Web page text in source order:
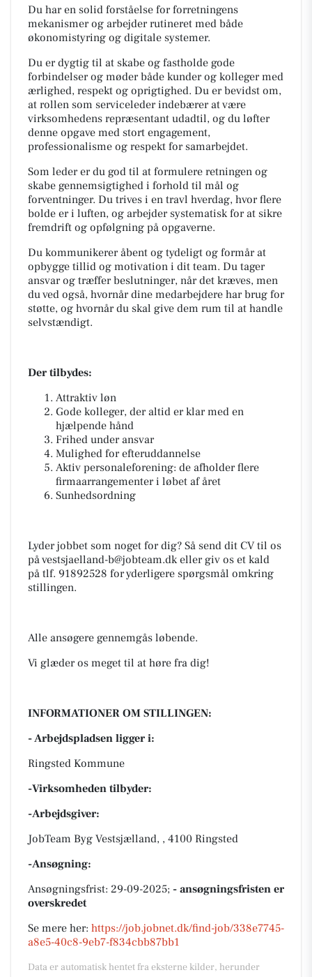
Du har en solid forståelse for forretningens
mekanismer og arbejder rutineret med både
økonomistyring og digitale systemer.
Du er dygtig til at skabe og fastholde gode
forbindelser og møder både kunder og kolleger med
ærlighed, respekt og oprigtighed. Du er bevidst om,
at rollen som serviceleder indebærer at være
virksomhedens repræsentant udadtil, og du løfter
denne opgave med stort engagement,
professionalisme og respekt for samarbejdet.
Som leder er du god til at formulere retningen og
skabe gennemsigtighed i forhold til mål og
forventninger. Du trives i en travl hverdag, hvor flere
bolde er i luften, og arbejder systematisk for at sikre
fremdrift og opfølgning på opgaverne.
Du kommunikerer åbent og tydeligt og formår at
opbygge tillid og motivation i dit team. Du tager
ansvar og træffer beslutninger, når det kræves, men
du ved også, hvornår dine medarbejdere har brug for
støtte, og hvornår du skal give dem rum til at handle
selvstændigt.
Der tilbydes:
Attraktiv løn
Gode kolleger, der altid er klar med en
hjælpende hånd
Frihed under ansvar
Mulighed for efteruddannelse
Aktiv personaleforening: de afholder flere
firmaarrangementer i løbet af året
Sunhedsordning
Lyder jobbet som noget for dig? Så send dit CV til os
påvestsjaelland-b@jobteam.dkeller giv os et kald
på tlf. 91892528 for yderligere spørgsmål omkring
stillingen.
Alle ansøgere gennemgås løbende.
Vi glæder os meget til at høre fra dig!
INFORMATIONER OM STILLINGEN:
- Arbejdspladsen ligger i:
Ringsted Kommune
-Virksomheden tilbyder:
-Arbejdsgiver:
JobTeam Byg Vestsjælland, , 4100 Ringsted
-Ansøgning:
Ansøgningsfrist: 29-09-2025; - ansøgningsfristen er
overskredet
Se mere her: https://job.jobnet.dk/find-job/338e7745-
a8e5-40c8-9eb7-f834cbb87bb1
Data er automatisk hentet fra eksterne kilder, herunder